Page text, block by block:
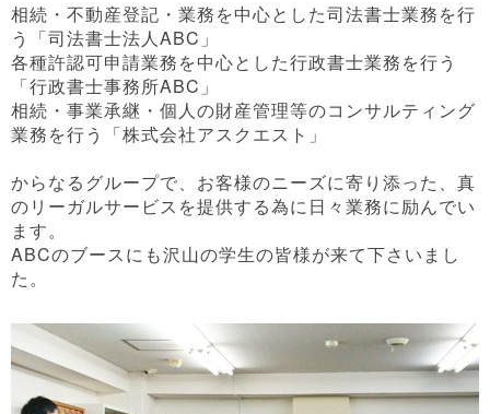
相続・不動産登記・業務を中心とした司法書士業務を行
う「司法書士法人ABC」
各種許認可申請業務を中心とした行政書士業務を行う
「行政書士事務所ABC」
相続・事業承継・個人の財産管理等のコンサルティング
業務を行う「株式会社アスクエスト」
からなるグループで、お客様のニーズに寄り添った、真
のリーガルサービスを提供する為に日々業務に励んでい
ます。
ABCのブースにも沢山の学生の皆様が来て下さいまし
た。